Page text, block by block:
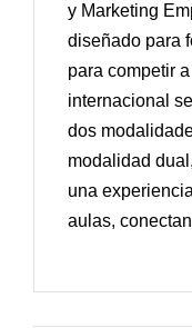
y Marketing
diseñado para
para competir
internacional
dos
modalidad
una
aulas,